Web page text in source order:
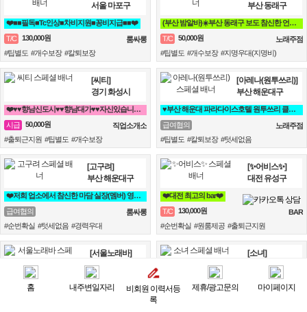
서울 마포구
❤️■■필독■Tc인상■차비지원■꽁비지급■■❤️
T/C
130,000원
룸싸롱
#팁별도 #개수보장 #칼퇴보장
부산 동래구
(부산 밤알바)☀️부산 동래구 보도 참신한 언니들 모집 ☀️ 노래방알바
T/C
50,000원
노래주점
#팁별도 #개수보장 #지명우대(지명비)
[씨티]
경기 화성시
❤️♥♥향남신도시♥♥향남대가♥♥자신있습니다♥♥❤️
시급
50,000원
직업소개소
#출퇴근지원 #팁별도 #개수보장
[아레나(원투쓰리)]
부산 해운대구
♥️부산 해운대 파라다이스호텔 원투쓰리 클럽 영업진 구합니다♥️
급여협의
노래주점
#팁별도 #칼퇴보장 #텃세없음
[고구려]
부산 해운대구
❤️저희 업소에서 참신한 마담 실장(멤버) 영업진 구좌 사장님들을 모십니다❤️
급여협의
룸싸롱
#순번확실 #텃세없음 #경력우대
[✨어비스✨]
대전 유성구
❤️대전 최고의 bar❤️
T/C
130,000원
BAR
#순번확실 #원룸제공 #출퇴근지원
[서울노래바]
서울 관악구
[소녀]
경기 안산시
❤️루비안과 함께 할 반짝이 (관리사) 모집❤️
홈 내주변일자리
비회원 이력서등
록
제휴/광고문의 마이페이지